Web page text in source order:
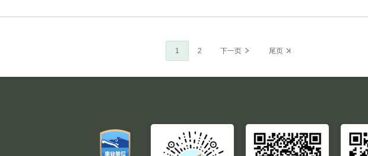
当
1 Page
2
下
下一页
末
尾页